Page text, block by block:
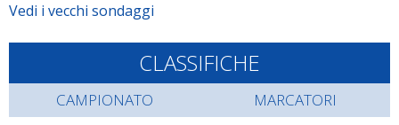
Vedi i vecchi sondaggi
CLASSIFICHE
CAMPIONATO MARCATORI